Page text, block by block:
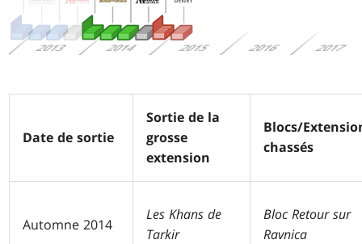
Date de sortie
Sortie de la
grosse
extension
Blocs/
chassés
Automne 2014
Les Khans de
Tarkir
Bloc Retour sur
Ravnica